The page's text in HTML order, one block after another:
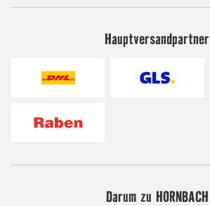
Hauptversandpartner
Darum zu HORNBACH